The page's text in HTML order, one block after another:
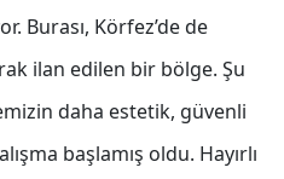
Burası, Körfez’de de
ilan edilen bir bölge. Şu
daha estetik, güvenli
başlamış oldu. Hayırlı